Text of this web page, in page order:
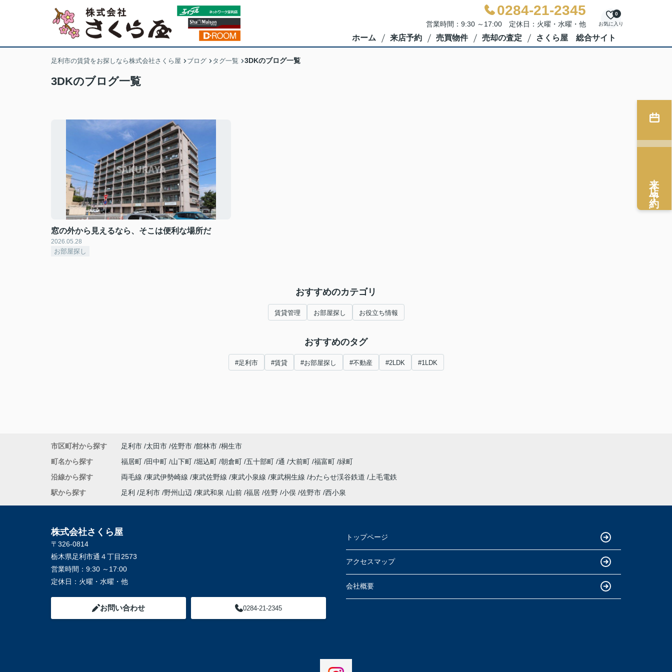
0284-21-2345
営業時間：9:30 ～17:00 定休日：火曜・水曜・他 お気に入り
0
ホーム 来店予約 売買物件 売却の査定 さくら屋 総合サイト
足利市の賃貸をお探しなら株式会社さくら屋 ブログ タグ一覧 3DKのブログ一覧
3DKのブログ一覧
窓の外から見えるなら、そこは便利な場所だ
2026.05.28
お部屋探し
おすすめのカテゴリ
賃貸管理 お部屋探し お役立ち情報
おすすめのタグ
#足利市 #賃貸 #お部屋探し #不動産 #2LDK #1LDK
来店予約
市区町村から探す 足利市 太田市 佐野市 館林市 桐生市
町名から探す
福居町 田中町 山下町 堀込町 朝倉町 五十部町 通 大前町 福富町 緑町
沿線から探す
両毛線 東武伊勢崎線 東武佐野線 東武小泉線 東武桐生線 わたらせ渓谷鉄道
上毛電鉄
駅から探す
足利 足利市 野州山辺 東武和泉 山前 福居 佐野 小俣 佐野市 西小泉
株式会社さくら屋
〒326-0814
栃木県足利市通４丁目2573
営業時間： 9:30 ～17:00
定休日： 火曜・水曜・他
お問い合わせ 0284-21-2345
トップページ
アクセスマップ
会社概要